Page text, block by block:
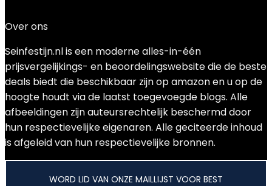
Over ons
Seinfestijn.nl is een moderne alles-in-één
prijsvergelijkings- en beoordelingswebsite die de beste
deals biedt die beschikbaar zijn op amazon en u op de
hoogte houdt via de laatst toegevoegde blogs. Alle
afbeeldingen zijn auteursrechtelijk beschermd door
hun respectievelijke eigenaren. Alle geciteerde inhoud
is afgeleid van hun respectievelijke bronnen.
WORD LID VAN ONZE MAILLIJST VOOR BEST